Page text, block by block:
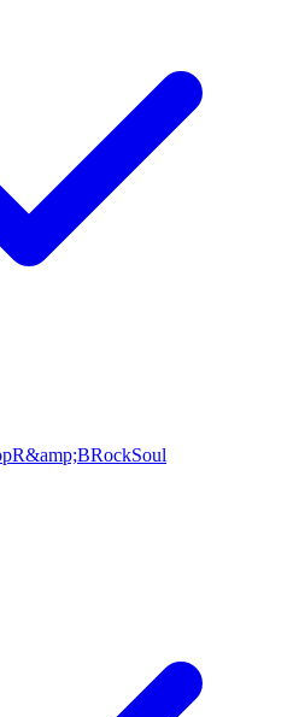
R&amp;BRockSoul